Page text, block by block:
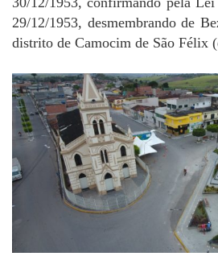
29/12/1953, desmembrando de
distrito de Camocim de São Félix